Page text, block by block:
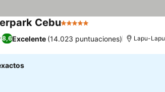
Cebu5 Estrellas
8,6Excelente (14.023 puntuaciones) Lapu-Lapu